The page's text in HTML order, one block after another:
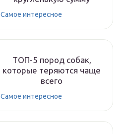
Самое интересное
ТОП-5 пород собак,
которые теряются чаще
всего
Самое интересное